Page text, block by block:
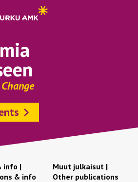
info |
& info
Muut julkaisut |
Other publications